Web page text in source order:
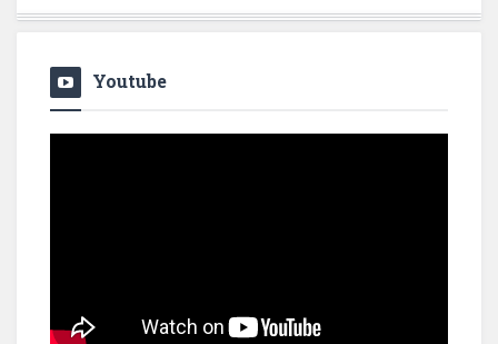
Youtube